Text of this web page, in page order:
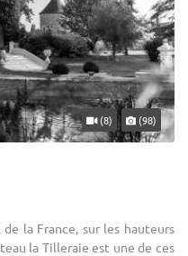
(8) (98)
la France, sur les hauteurs
la Tilleraie est une de ces